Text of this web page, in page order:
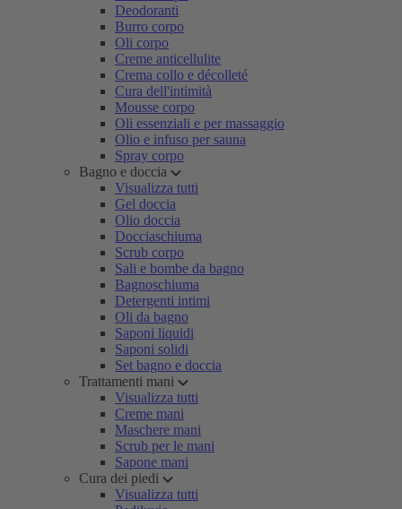
Deodoranti
Burro corpo
Oli corpo
Creme anticellulite
Crema collo e décolleté
Cura dell'intimità
Mousse corpo
Oli essenziali e per massaggio
Olio e infuso per sauna
Spray corpo
Bagno e doccia
Visualizza tutti
Gel doccia
Olio doccia
Docciaschiuma
Scrub corpo
Sali e bombe da bagno
Bagnoschiuma
Detergenti intimi
Oli da bagno
Saponi liquidi
Saponi solidi
Set bagno e doccia
Trattamenti mani
Visualizza tutti
Creme mani
Maschere mani
Scrub per le mani
Sapone mani
Cura dei piedi
Visualizza tutti